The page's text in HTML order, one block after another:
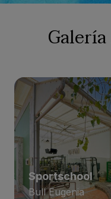
Galería
Sportschool
Bull Eugenia